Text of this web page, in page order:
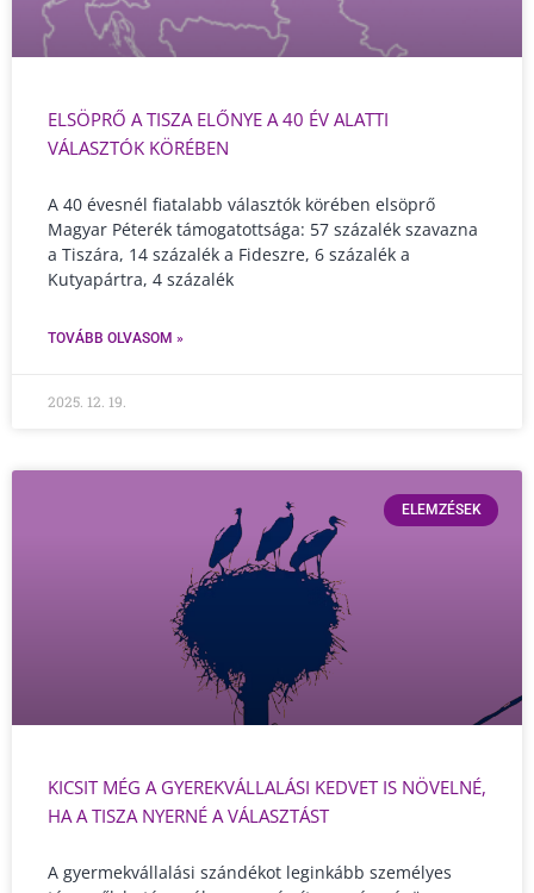
ELSÖPRŐ A TISZA ELŐNYE A 40 ÉV ALATTI
VÁLASZTÓK KÖRÉBEN
A 40 évesnél fiatalabb választók körében elsöprő
Magyar Péterék támogatottsága: 57 százalék szavazna
a Tiszára, 14 százalék a Fideszre, 6 százalék a
Kutyapártra, 4 százalék
TOVÁBB OLVASOM »
2025. 12. 19.
ELEMZÉSEK
KICSIT MÉG A GYEREKVÁLLALÁSI KEDVET IS NÖVELNÉ,
HA A TISZA NYERNÉ A VÁLASZTÁST
A gyermekvállalási szándékot leginkább személyes